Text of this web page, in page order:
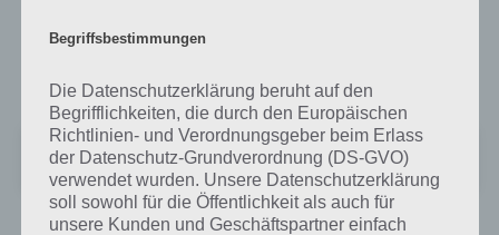
diesem Grund haben wir uns für diese App entschieden. Hier gehts
Random Decision Maker 4 Lists
Preis:Kostenlos
Begriffsbestimmungen
Die Datenschutzerklärung beruht auf den
Begrifflichkeiten, die durch den Europäischen
Richtlinien- und Verordnungsgeber beim Erlass
der Datenschutz-Grundverordnung (DS-GVO)
verwendet wurden. Unsere Datenschutzerklärung
soll sowohl für die Öffentlichkeit als auch für
unsere Kunden und Geschäftspartner einfach